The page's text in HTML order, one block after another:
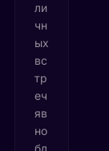
ли
чн
ых
вс
тр
еч
яв
но
бл